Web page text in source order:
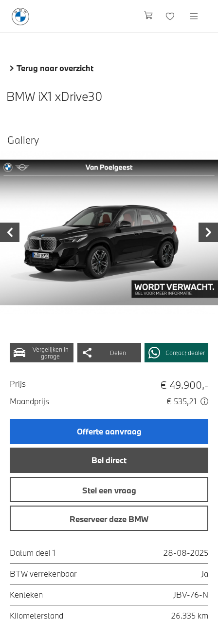
Terug naar overzicht
BMW iX1 xDrive30
Vergelijken in
garage
Delen Contact dealer
Prijs € 49.900,-
Maandprijs € 535,21
Offerte aanvraag
Bel direct
Stel een vraag
Reserveer deze BMW
Datum deel 1 28-08-2025
BTW verrekenbaar Ja
Kenteken JBV-76-N
Kilometerstand 26.335 km
Gallery